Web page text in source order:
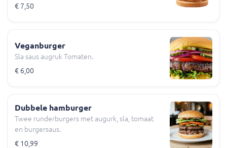
€ 7,50
Veganburger
Sla saus augruk Tomaten.
€ 6,00
Dubbele hamburger
Twee runderburgers met augurk, sla, tomaat
en burgersaus.
€ 10,99